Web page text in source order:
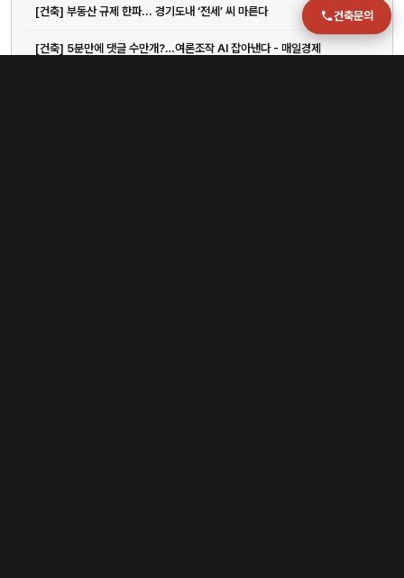
[건축] 부동산 규제 한파... 경기도내 ‘전세’ 씨 마른다
[건축] 5분만에 댓글 수만개?…여론조작 AI 잡아낸다 - 매일경제
건축문의